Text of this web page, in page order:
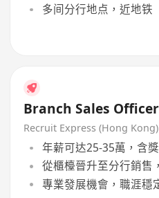
多间分行地点，近地铁
Branch Sales Officer
Recruit Express (Hong
年薪可达25-35萬，含
從櫃檯晉升至分行銷售
專業發展機會，職涯穩